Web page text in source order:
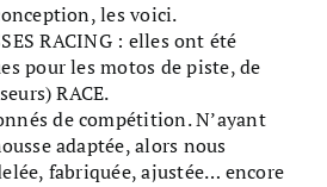
les voici.
RACING : elles ont été
pour les motos de piste, de
RACE.
de compétition. N’ayant
adaptée, alors nous
fabriquée, ajustée… encore